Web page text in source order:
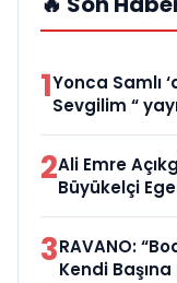
1Yonca Samlı
Sevgilim “
2Ali Emre
Büyükelçi
3RAVANO:
Kendi